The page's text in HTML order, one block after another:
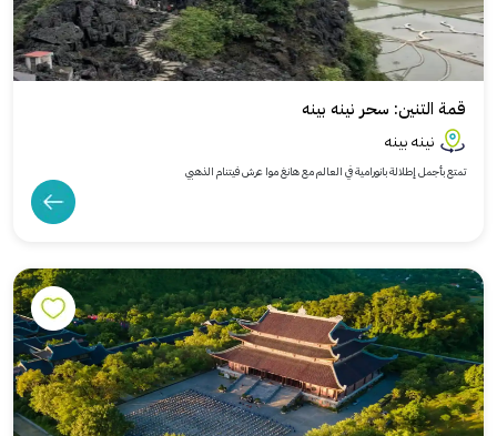
قمة التنين: سحر نينه بينه
نينه بينه
تمتع بأجمل إطلالة بانورامية في العالم مع هانغ موا عرش فيتنام الذهبي